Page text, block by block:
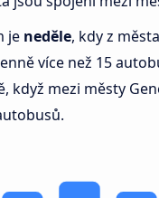
je neděle, kdy z
více než 15
když mezi městy